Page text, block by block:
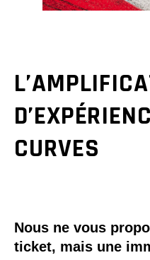
CURVES
Nous ne vous
ticket, mais une